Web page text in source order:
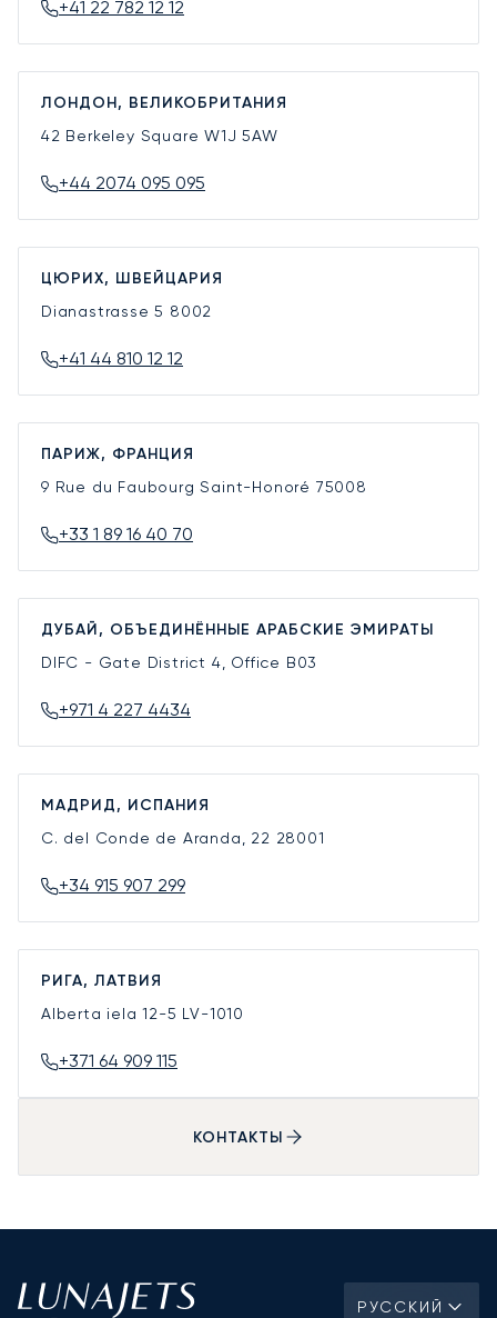
+41 22 782 12 12
ЛОНДОН, ВЕЛИКОБРИТАНИЯ
42 Berkeley SquareW1J 5AW
+44 2074 095 095
ЦЮРИХ, ШВЕЙЦАРИЯ
Dianastrasse 5 8002
+41 44 810 12 12
ПАРИЖ, ФРАНЦИЯ
9 Rue du Faubourg Saint-Honoré 75008
+33 1 89 16 40 70
ДУБАЙ, ОБЪЕДИНЁННЫЕ АРАБСКИЕ ЭМИРАТЫ
DIFC - Gate District 4, Office B03
+971 4 227 4434
МАДРИД, ИСПАНИЯ
C. del Conde de Aranda, 22 28001
+34 915 907 299
РИГА, ЛАТВИЯ
Alberta iela 12-5 LV-1010
+371 64 909 115
КОНТАКТЫ
РУССКИЙ